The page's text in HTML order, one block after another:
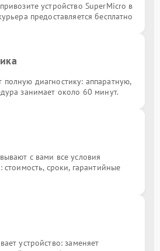
устройство SuperMicro в
предоставляется бесплатно
диагностику: аппаратную,
занимает около 60 минут.
с вами все условия
сроки, гарантийные
устройство: заменяет